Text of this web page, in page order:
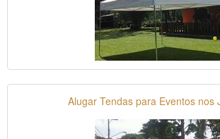
Alugar Tendas para Eventos nos